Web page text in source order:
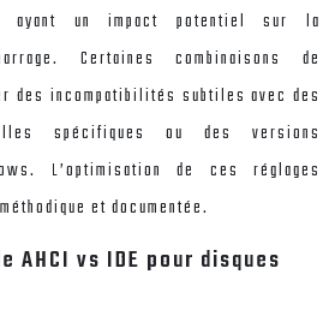
ayant un impact potentiel sur la
Certaines combinaisons de
des incompatibilités subtiles avec des
spécifiques ou des versions
L’optimisation de ces réglages
et documentée.
AHCI vs IDE pour disques